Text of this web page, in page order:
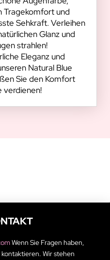
Tragekomfort und
Sehkraft. Verleihen
Glanz und
strahlen!
Eleganz und
Natural Blue
Sie den Komfort
verdienen!
Wenn Sie Fragen haben,
Wir stehen